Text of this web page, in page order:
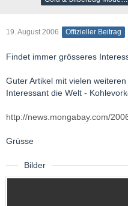
19. August 2006 Offizieller Beitrag
Findet immer grösseres
Guter Artikel mit vielen weiteren
Interessant die Welt -
http://news.mongabay.com/
Grüsse
Bilder